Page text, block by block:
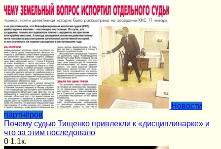
Новости
партнёров
Почему судью Тищенко привлекли к «дисциплинарке» и
что за этим последовало
0 1.1к.